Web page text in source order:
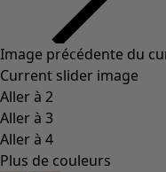
Image précédente du
Current slider image
Aller à 2
Aller à 3
Aller à 4
Plus de couleurs